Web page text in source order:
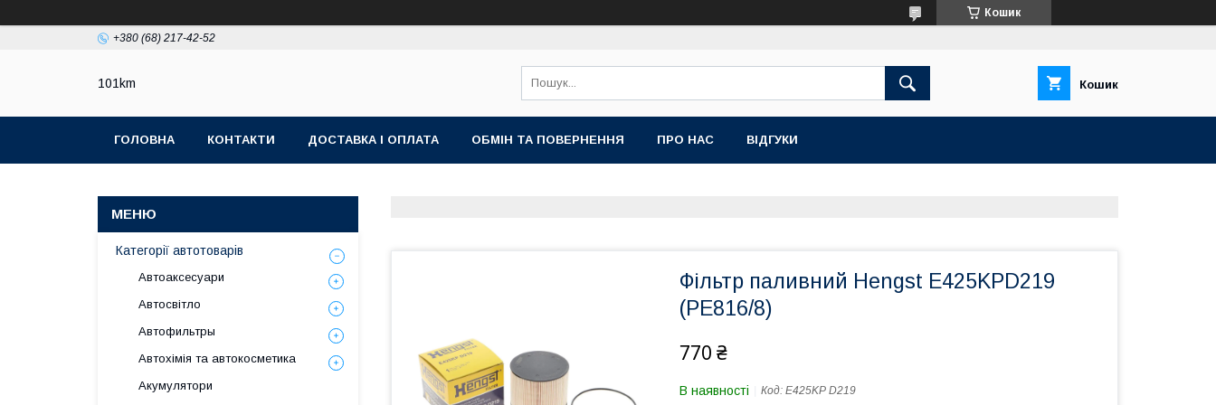
Кошик
+380 (68) 217-42-52
101km Кошик
ГОЛОВНА КОНТАКТИ ДОСТАВКА І ОПЛАТА ОБМІН ТА ПОВЕРНЕННЯ ПРО НАС ВІДГУКИ
Фільтр паливний Hengst E425KPD219
(PE816/8)
770 ₴
В наявності Код: E425KP D219
Категорії автотоварів
Автоаксесуари
Автосвітло
Автофильтры
Автохімія та автокосметика
Акумулятори